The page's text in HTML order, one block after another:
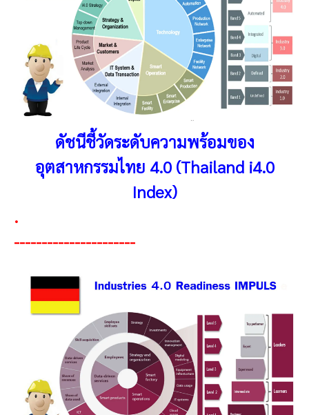
ดัชนีชี้วัดระดับความพร้อมของ
อุตสาหกรรมไทย 4.0 (Thailand i4.0
Index)
.
----------------------